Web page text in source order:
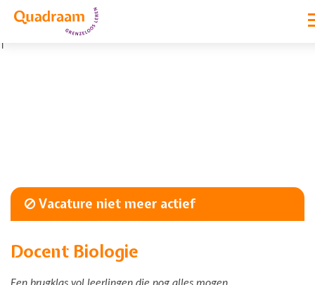
|
Vacature niet meer actief
Docent Biologie